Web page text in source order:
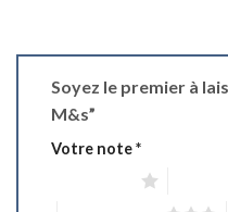
Soyez le premier à
M&s”
Votre note*